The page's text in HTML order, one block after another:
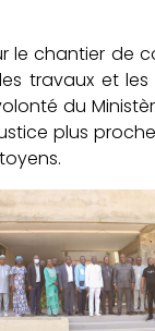
le chantier de
travaux et
du
plus